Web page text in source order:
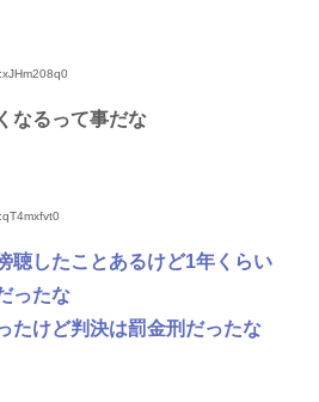
なるって事だな
聴したことあるけど1年くらい
ったな
たけど判決は罰金刑だったな